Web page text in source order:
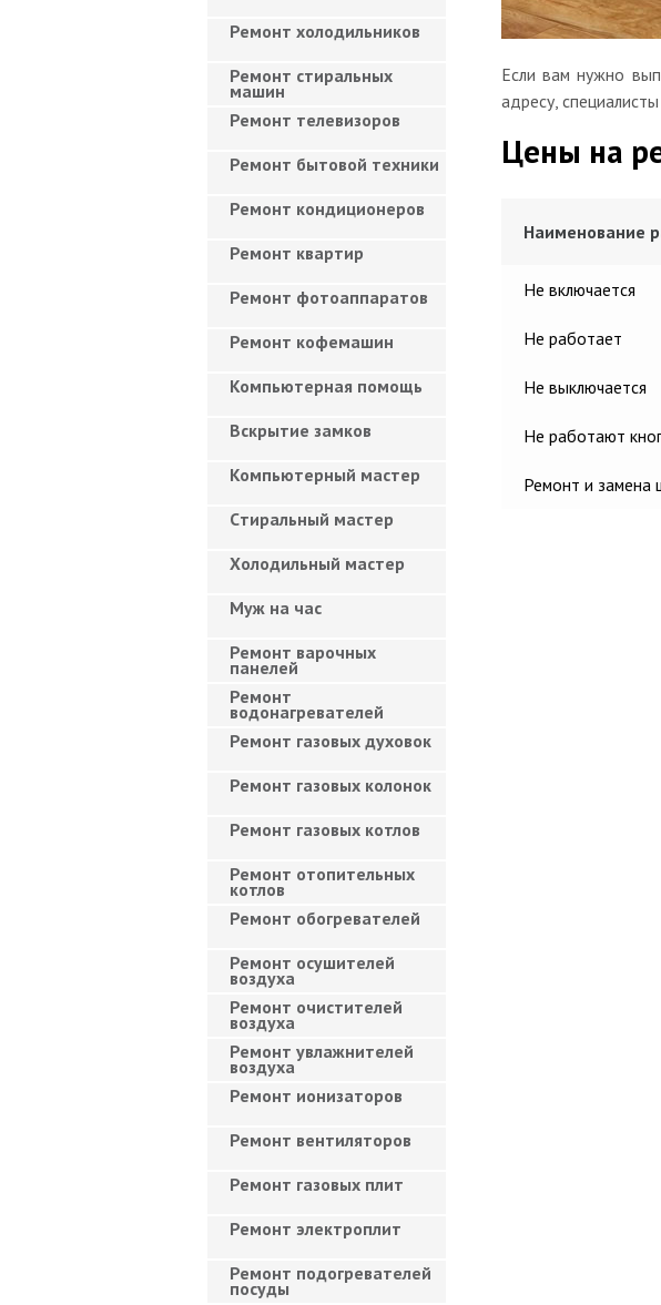
Если вам нужно
адресу,
Цены на
Наименование
Не включается
Не работает
Не выключается
Не работают
Ремонт и замена
Ремонт холодильников
Ремонт стиральных
машин
Ремонт телевизоров
Ремонт бытовой техники
Ремонт кондиционеров
Ремонт квартир
Ремонт фотоаппаратов
Ремонт кофемашин
Компьютерная помощь
Вскрытие замков
Компьютерный мастер
Cтиральный мастер
Холодильный мастер
Муж на час
Ремонт варочных
панелей
Ремонт
водонагревателей
Ремонт газовых духовок
Ремонт газовых колонок
Ремонт газовых котлов
Ремонт отопительных
котлов
Ремонт обогревателей
Ремонт осушителей
воздуха
Ремонт очистителей
воздуха
Ремонт увлажнителей
воздуха
Ремонт ионизаторов
Ремонт вентиляторов
Ремонт газовых плит
Ремонт электроплит
Ремонт подогревателей
посуды